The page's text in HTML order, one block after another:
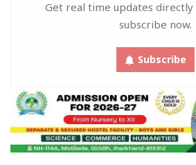
Get real time updates directly
subscribe now.
Subscribe